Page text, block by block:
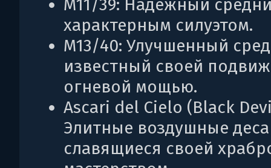
M11/39: Надежный
характерным силуэтом.
M13/40: Улучшенный
известный своей
огневой мощью.
Ascari del Cielo (Black
Элитные воздушные
славящиеся своей